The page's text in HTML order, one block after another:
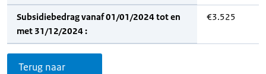
Subsidiebedrag vanaf 01/01/2024 tot en
met 31/12/2024 :
€3.525
Terug naar